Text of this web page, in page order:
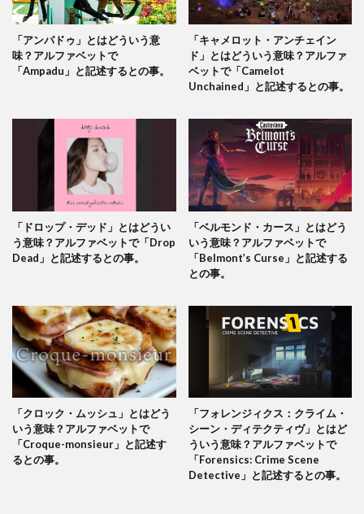
「アンパドゥ」とはどういう意
味？アルファベットで
「Ampadu」と記述するとの事。
「キャメロット・アンチェイン
ド」とはどういう意味？アルファ
ベットで「Camelot
Unchained」と記述するとの事。
「ドロップ・デッド」とはどうい
う意味？アルファベットで「Drop
Dead」と記述するとの事。
「ベルモンド・カース」とはどう
いう意味？アルファベットで
「Belmont’s Curse」と記述する
との事。
「クロック・ムッシュ」とはどう
いう意味？アルファベットで
「Croque-monsieur」と記述す
るとの事。
「フォレンジィクス：クライム・
シーン・ディテクティヴ」とはど
ういう意味？アルファベットで
「Forensics: Crime Scene
Detective」と記述するとの事。